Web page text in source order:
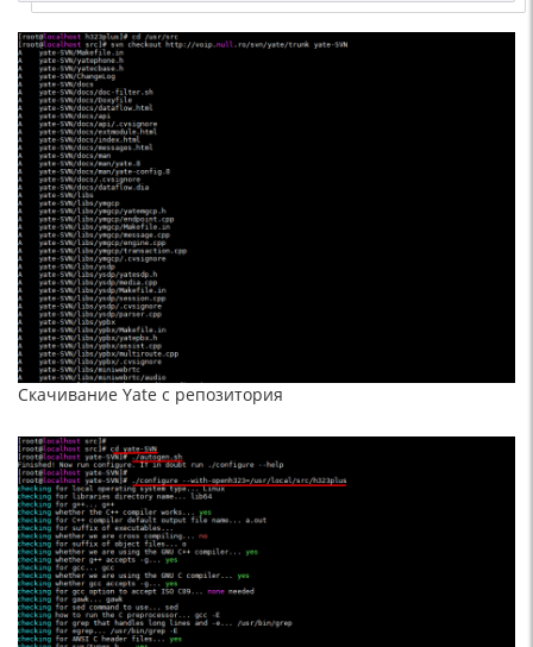
Скачивание Yate с репозитория